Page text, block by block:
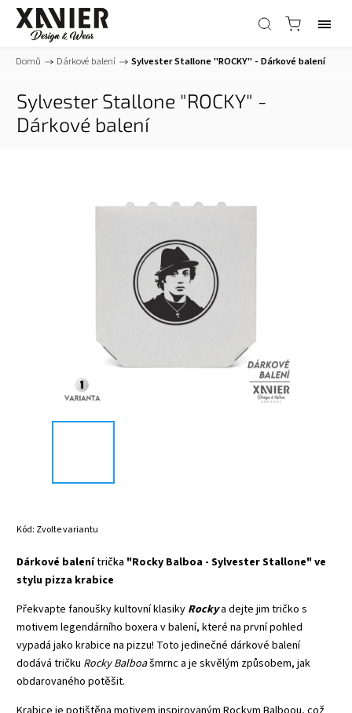
Domů / Dárkové balení / Sylvester Stallone "ROCKY" - Dárkové balení
Sylvester Stallone "ROCKY" -
Dárkové balení
Kód: Zvolte variantu
Dárkové balenítrička "Rocky Balboa - Sylvester Stallone" ve
stylu pizza krabice
Překvapte fanoušky kultovní klasiky Rockya dejte jim tričko s
motivem legendárního boxera v balení, které na první pohled
vypadá jako krabice na pizzu! Toto jedinečné dárkové balení
dodává tričku Rocky Balboašmrnc a je skvělým způsobem, jak
obdarovaného potěšit.